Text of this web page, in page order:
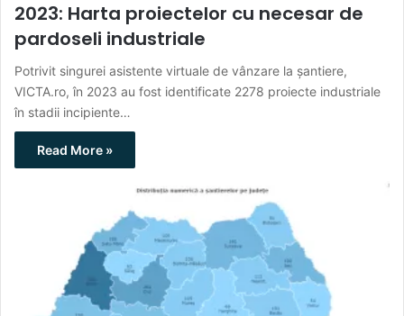
2023: Harta proiectelor cu necesar de
pardoseli industriale
Potrivit singurei asistente virtuale de vânzare la șantiere,
VICTA.ro, în 2023 au fost identificate 2278 proiecte industriale
în stadii incipiente…
Read More »